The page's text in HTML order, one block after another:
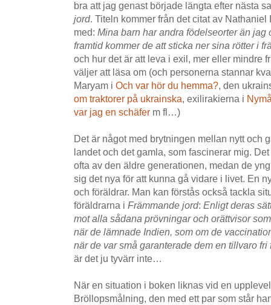
bra att jag genast började längta efter nästa
jord. Titeln kommer från det citat av
med: Mina barn har andra födelseorter än jag
framtid kommer de att sticka ner sina rötter i
och hur det är att leva i exil, mer eller mindre
väljer att läsa om (och personerna stannar
Maryam i Och var hör du hemma?, den
om traktorer på ukrainska, exilirakierna i
var jag en schäfer m fl…)
Det är något med brytningen mellan nytt och
landet och det gamla, som fascinerar mig.
ofta av den äldre generationen, medan de
sig det nya för att kunna gå vidare i livet. En
och föräldrar. Man kan förstås också tackla
föräldrarna i Främmande jord: Enligt deras
mot alla sådana prövningar och orättvisor
när de lämnade Indien, som om de
när de var små garanterade dem en tillvaro fri
är det ju tyvärr inte…
När en situation i boken liknas vid en
Bröllopsmålning, den med ett par som står